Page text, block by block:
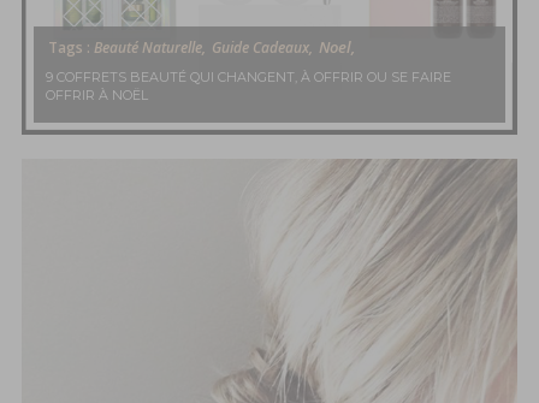
Tags : Beauté Naturelle, Guide Cadeaux, Noel,
9 COFFRETS BEAUTÉ QUI CHANGENT, À OFFRIR OU SE FAIRE
OFFRIR À NOËL